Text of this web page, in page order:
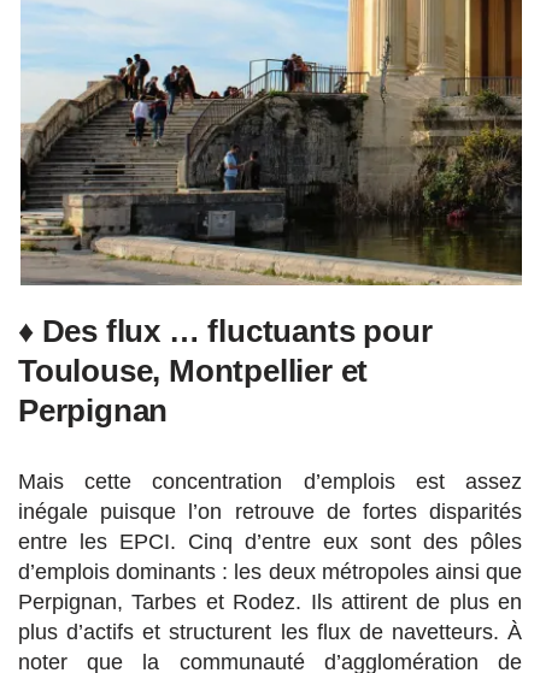
♦ Des flux … fluctuants pour
Toulouse, Montpellier et
Perpignan
Mais cette concentration d’emplois est assez
inégale puisque l’on retrouve de fortes disparités
entre les EPCI. Cinq d’entre eux sont des pôles
d’emplois dominants : les deux métropoles ainsi que
Perpignan, Tarbes et Rodez. Ils attirent de plus en
plus d’actifs et structurent les flux de navetteurs. À
noter que la communauté d’agglomération de